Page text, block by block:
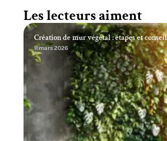
Les lecteurs aiment
Création de mur végétal : étapes et
11 mars 2026